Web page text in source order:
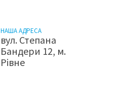
НАША АДРЕСА
вул. Степана
Бандери 12, м.
Рівне